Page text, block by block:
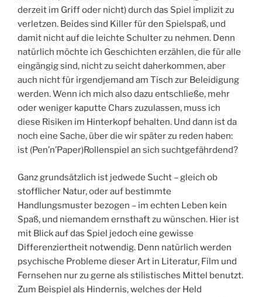
derzeit im Griff oder nicht) durch das Spiel implizit zu
verletzen. Beides sind Killer für den Spielspaß, und
damit nicht auf die leichte Schulter zu nehmen. Denn
natürlich möchte ich Geschichten erzählen, die für alle
eingängig sind, nicht zu seicht daherkommen, aber
auch nicht für irgendjemand am Tisch zur Beleidigung
werden. Wenn ich mich also dazu entschließe, mehr
oder weniger kaputte Chars zuzulassen, muss ich
diese Risiken im Hinterkopf behalten. Und dann ist da
noch eine Sache, über die wir später zu reden haben:
ist (Pen’n’Paper)Rollenspiel an sich suchtgefährdend?
Ganz grundsätzlich ist jedwede Sucht – gleich ob
stofflicher Natur, oder auf bestimmte
Handlungsmuster bezogen – im echten Leben kein
Spaß, und niemandem ernsthaft zu wünschen. Hier ist
mit Blick auf das Spiel jedoch eine gewisse
Differenziertheit notwendig. Denn natürlich werden
psychische Probleme dieser Art in Literatur, Film und
Fernsehen nur zu gerne als stilistisches Mittel benutzt.
Zum Beispiel als Hindernis, welches der Held